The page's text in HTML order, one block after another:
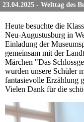
23.04.2025 - Welttag des
Heute besuchte die
Neu-Augustusburg in
Einladung der
gemeinsam mit der
Märchen "Das
wurden unsere Schüler
fantasievolle Erzählung
Vielen Dank für die